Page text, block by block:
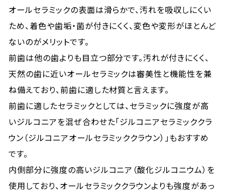
オールセラミックの表面は滑らかで、汚れを吸収しにくい
ため、着色や歯垢・菌が付きにくく、変色や変形がほとんど
ないのがメリットです。
前歯は他の歯よりも目立つ部分です。汚れが付きにくく、
天然の歯に近いオールセラミックは審美性と機能性を兼
ね備えており、前歯に適した材質と言えます。
前歯に適したセラミックとしては、セラミックに強度が高
いジルコニアを混ぜ合わせた「ジルコニアセラミッククラ
ウン（ジルコニアオールセラミッククラウン）」もおすすめ
です。
内側部分に強度の高いジルコニア（酸化ジルコニウム）を
使用しており、オールセラミッククラウンよりも強度があっ